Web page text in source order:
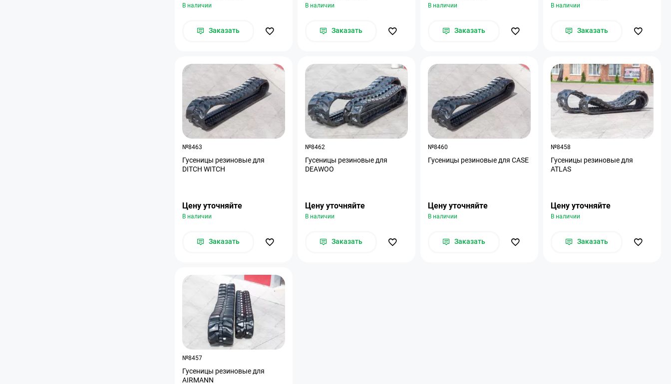
В наличии
Заказать
В наличии
Заказать
В наличии
Заказать
В наличии
Заказать
№8463
Гусеницы резиновые для
DITCH WITCH
Цену уточняйте
В наличии
Заказать
№8462
Гусеницы резиновые для
DEAWOO
Цену уточняйте
В наличии
Заказать
№8460
Гусеницы резиновые для CASE
Цену уточняйте
В наличии
Заказать
№8458
Гусеницы резиновые для
ATLAS
Цену уточняйте
В наличии
Заказать
№8457
Гусеницы резиновые для
AIRMANN